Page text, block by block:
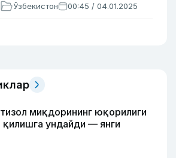
Ўзбекистон 00:45 / 04.01.2025
миқдорининг юқорилиги
қилишга ундайди — янги